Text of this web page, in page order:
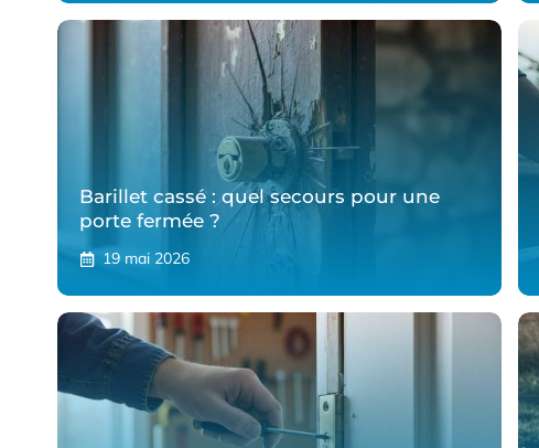
Barillet cassé : quel secours pour une
porte fermée ?
19 mai 2026